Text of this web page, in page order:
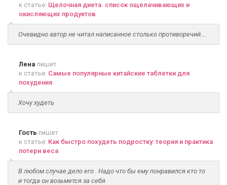
к статье: Щелочная диета. список ощелачивающих и
окисляющих продуктов
Очевидно автор не читал написанное столько противоречий....
Лена пишет
к статье: Самые популярные китайские таблетки для
похудения
Хочу худеть
Гость пишет
к статье: Как быстро похудеть подростку: теория и практика
потери веса
В любом случае дело его . Надо что бы ему понравился кто то
и тогда он возьмется за себя